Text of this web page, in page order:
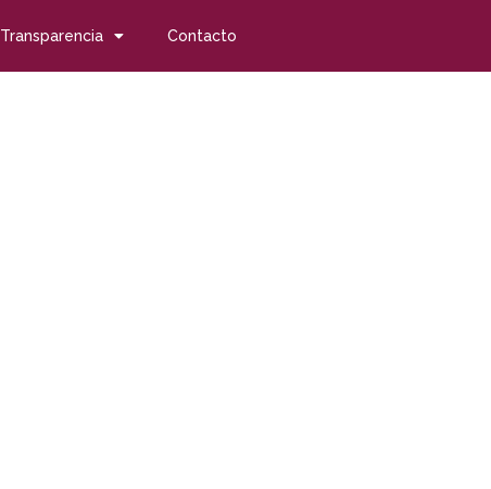
Transparencia Contacto